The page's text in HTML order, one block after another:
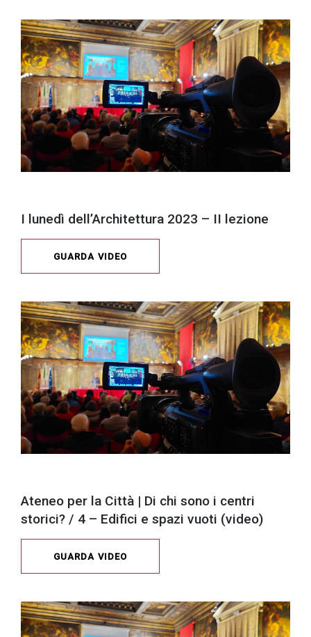
I lunedì dell’Architettura 2023 – II lezione
GUARDA VIDEO
Ateneo per la Città | Di chi sono i centri
storici? / 4 – Edifici e spazi vuoti (video)
GUARDA VIDEO